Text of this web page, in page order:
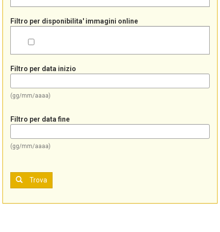
Filtro per disponibilita' immagini online
Filtro per data inizio
(gg/mm/aaaa)
Filtro per data fine
(gg/mm/aaaa)
Trova